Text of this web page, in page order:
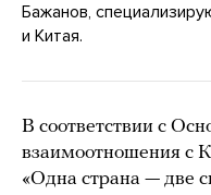
Бажанов,
и Китая.
В соответствии с
взаимоотношения с
«Одна страна — две